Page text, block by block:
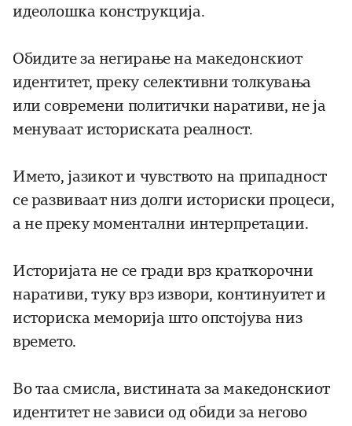
идеолошка конструкција.
Обидите за негирање на македонскиот
идентитет, преку селективни толкувања
или современи политички наративи, не ја
менуваат историската реалност.
Името, јазикот и чувството на припадност
се развиваат низ долги историски процеси,
а не преку моментални интерпретации.
Историјата не се гради врз краткорочни
наративи, туку врз извори, континуитет и
историска меморија што опстојува низ
времето.
Во таа смисла, вистината за македонскиот
идентитет не зависи од обиди за негово